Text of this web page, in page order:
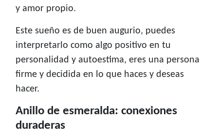
y amor propio.
Este sueño es de buen augurio, puedes
interpretarlo como algo positivo en tu
personalidad y autoestima, eres una persona
firme y decidida en lo que haces y deseas
hacer.
Anillo de esmeralda: conexiones
duraderas